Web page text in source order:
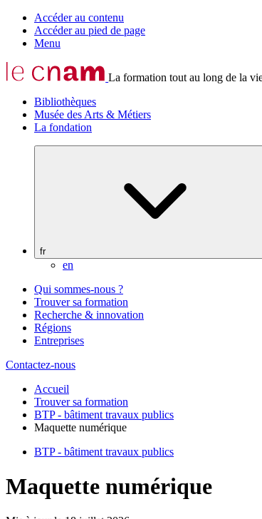
Accéder au contenu
Accéder au pied de page
Menu
La formation tout au long de la
Bibliothèques
Musée des Arts & Métiers
La fondation
fr
en
Qui sommes-nous ?
Trouver sa formation
Recherche & innovation
Régions
Entreprises
Contactez-nous
Accueil
Trouver sa formation
BTP - bâtiment travaux publics
Maquette numérique
BTP - bâtiment travaux publics
Maquette numérique